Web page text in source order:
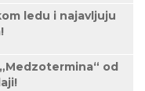
ledu i najavljuju
od